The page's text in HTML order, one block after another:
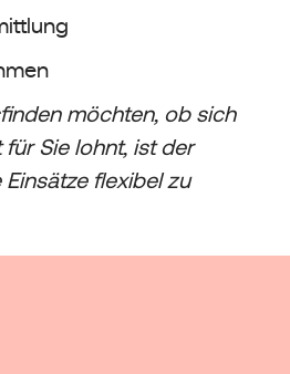
möchten, ob sich
Sie lohnt, ist der
flexibel zu